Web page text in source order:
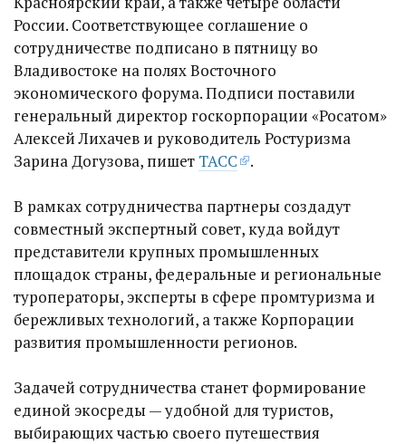
России. Соответствующее соглашение о
сотрудничестве подписано в пятницу во
Владивостоке на полях Восточного
экономического форума. Подписи поставили
генеральный директор госкорпорации «Росатом»
Алексей Лихачев и руководитель Ростуризма
Зарина Догузова, пишет ТАСС .
В рамках сотрудничества партнеры создадут
совместный экспертный совет, куда войдут
представители крупных промышленных
площадок страны, федеральные и региональные
туроператоры, эксперты в сфере промтуризма и
бережливых технологий, а также Корпорации
развития промышленности регионов.
Задачей сотрудничества станет формирование
единой экосреды — удобной для туристов,
выбирающих частью своего путешествия